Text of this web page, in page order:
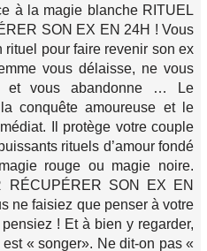
à la magie blanche RITUEL
SON EX EN 24H ! Vous
rituel pour faire revenir son ex
vous délaisse, ne vous
et vous abandonne … Le
conquête amoureuse et le
Il protège votre couple
rituels d’amour fondé
rouge ou magie noire.
RÉCUPÉRER SON EX EN
ne faisiez que penser à votre
! Et à bien y regarder,
« songer». Ne dit-on pas «